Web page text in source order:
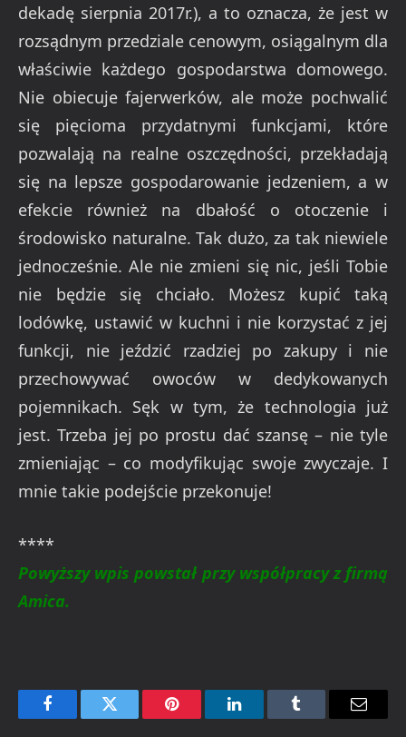
dekadę sierpnia 2017r.), a to oznacza, że jest w
rozsądnym przedziale cenowym, osiągalnym dla
właściwie każdego gospodarstwa domowego.
Nie obiecuje fajerwerków, ale może pochwalić
się pięcioma przydatnymi funkcjami, które
pozwalają na realne oszczędności, przekładają
się na lepsze gospodarowanie jedzeniem, a w
efekcie również na dbałość o otoczenie i
środowisko naturalne. Tak dużo, za tak niewiele
jednocześnie. Ale nie zmieni się nic, jeśli Tobie
nie będzie się chciało. Możesz kupić taką
lodówkę, ustawić w kuchni i nie korzystać z jej
funkcji, nie jeździć rzadziej po zakupy i nie
przechowywać owoców w dedykowanych
pojemnikach. Sęk w tym, że technologia już
jest. Trzeba jej po prostu dać szansę – nie tyle
zmieniając – co modyfikując swoje zwyczaje. I
mnie takie podejście przekonuje!
****
Powyższy wpis powstał przy współpracy z firmą
Amica.
FacebookTwitter Pinterest LinkedInTumblr Email